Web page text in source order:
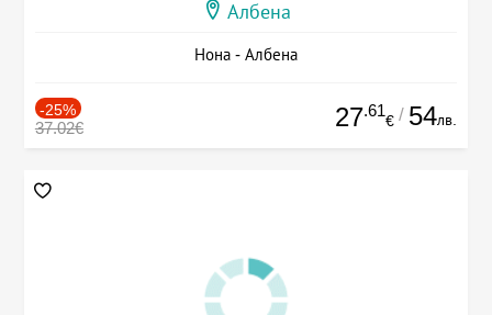
Албена
Нона - Албена
-25%
37.02€ 27.61
€ / 54лв.